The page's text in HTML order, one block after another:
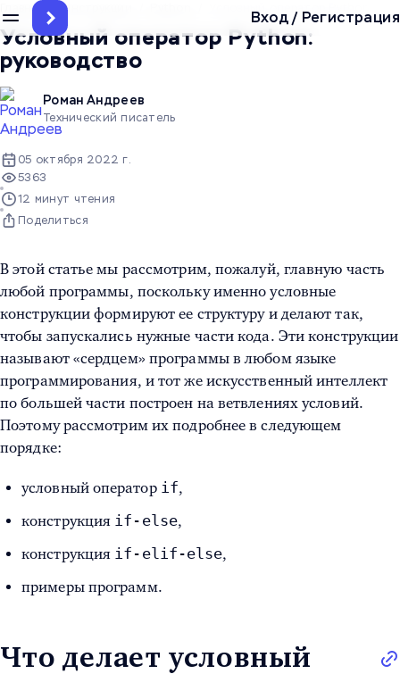
Вход/ Регистрация
Главная Инструкции
Условный оператор Python:
руководство
Роман Андреев
Технический писатель
05 октября 2022 г.
5363
12 минут чтения
Поделиться
В этой статье мы рассмотрим, пожалуй, главную часть
любой программы, поскольку именно условные
конструкции формируют ее структуру и делают так,
чтобы запускались нужные части кода. Эти конструкции
называют «сердцем» программы в любом языке
программирования, и тот же искусственный интеллект
по большей части построен на ветвлениях условий.
Поэтому рассмотрим их подробнее в следующем
порядке:
условный оператор if,
конструкция if-else,
конструкция if-elif-else,
примеры программ.
Что делает условный